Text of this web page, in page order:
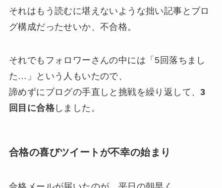
それはもう読むに堪えないような拙い記事とブロ
グ構成だったせいか、不合格。
それでもフォロワーさんの中には「5回落ちまし
た…」という人もいたので、
諦めずにブログの手直しと挑戦を繰り返して、3
回目に合格しました。
合格の喜びツイートが不幸の始まり